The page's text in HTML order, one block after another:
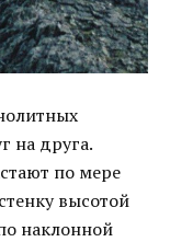
на друга.
по мере
высотой
наклонной